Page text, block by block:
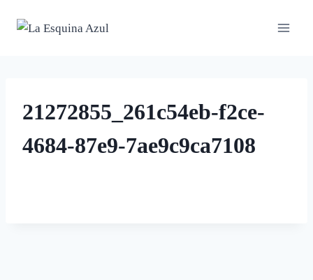
21272855_261c54eb-f2ce-
4684-87e9-7ae9c9ca7108